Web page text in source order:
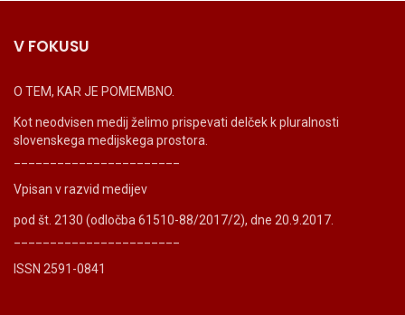
V FOKUSU
O TEM, KAR JE POMEMBNO.
Kot neodvisen medij želimo prispevati delček k pluralnosti
slovenskega medijskega prostora.
Vpisan v razvid medijev
pod št. 2130 (odločba 61510-88/2017/2), dne 20.9.2017.
ISSN 2591-0841